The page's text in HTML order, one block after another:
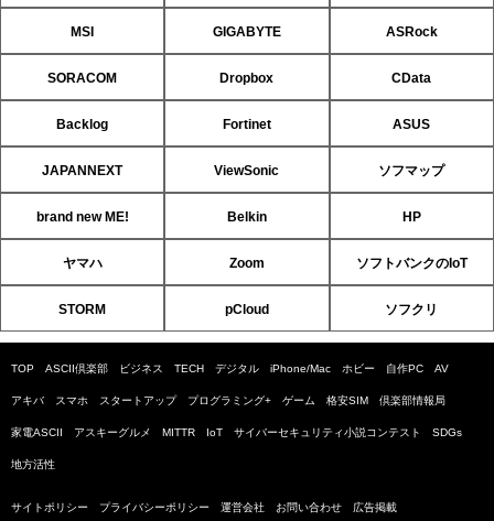
MSI GIGABYTE ASRock
SORACOM Dropbox CData
Backlog Fortinet ASUS
JAPANNEXT ViewSonic ソフマップ
brand new ME! Belkin HP
ヤマハ Zoom ソフトバンクのIoT
STORM pCloud ソフクリ
TOP ASCII倶楽部 ビジネス TECH デジタル iPhone/Mac ホビー 自作PC AV
アキバ スマホ スタートアップ プログラミング+ ゲーム 格安SIM 倶楽部情報局
家電ASCII アスキーグルメ MITTR IoT サイバーセキュリティ小説コンテスト SDGs
地方活性
サイトポリシー プライバシーポリシー 運営会社 お問い合わせ 広告掲載